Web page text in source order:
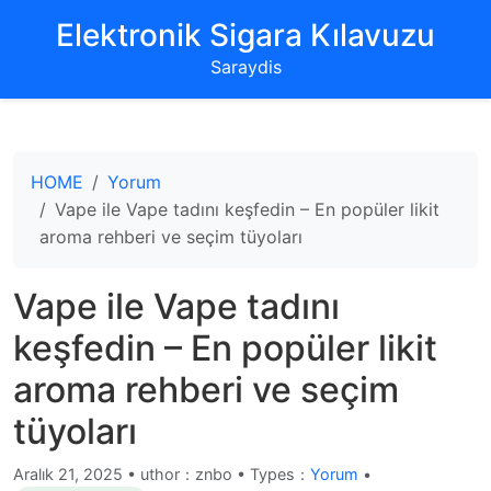
‌Elektronik Sigara Kılavuzu‌
Saraydis
HOME
Yorum
Vape ile Vape tadını keşfedin – En popüler likit
aroma rehberi ve seçim tüyoları
Vape ile Vape tadını
keşfedin – En popüler likit
aroma rehberi ve seçim
tüyoları
Aralık 21, 2025 • uthor：znbo • Types： Yorum •